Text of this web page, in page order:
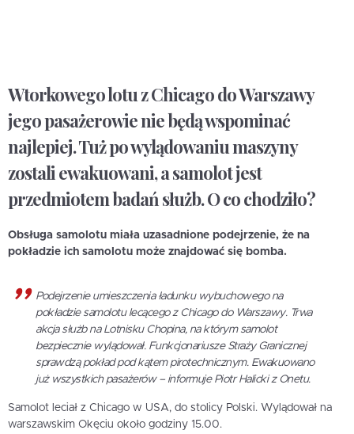
Wtorkowego lotu z Chicago do Warszawy
jego pasażerowie nie będą wspominać
najlepiej. Tuż po wylądowaniu maszyny
zostali ewakuowani, a samolot jest
przedmiotem badań służb. O co chodziło?
Obsługa samolotu miała uzasadnione podejrzenie, że na
pokładzie ich samolotu może znajdować się bomba.
Podejrzenie umieszczenia ładunku wybuchowego na
pokładzie samolotu lecącego z Chicago do Warszawy. Trwa
akcja służb na Lotnisku Chopina, na którym samolot
bezpiecznie wylądował. Funkcjonariusze Straży Granicznej
sprawdzą pokład pod kątem pirotechnicznym. Ewakuowano
już wszystkich pasażerów – informuje Piotr Halicki z Onetu.
Samolot leciał z Chicago w USA, do stolicy Polski. Wylądował na
warszawskim Okęciu około godziny 15.00.